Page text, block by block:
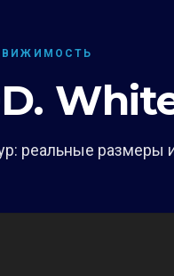
реальные размеры